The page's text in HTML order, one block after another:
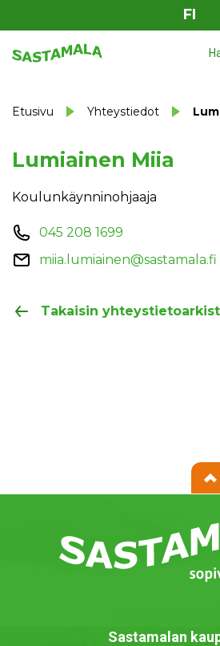
FI
Etusivu Yhteystiedot
Lumiainen Miia
Koulunkäynninohjaaja
045 208 1699
miia.lumiainen@sastamala.fi
Takaisin
Sastamalan